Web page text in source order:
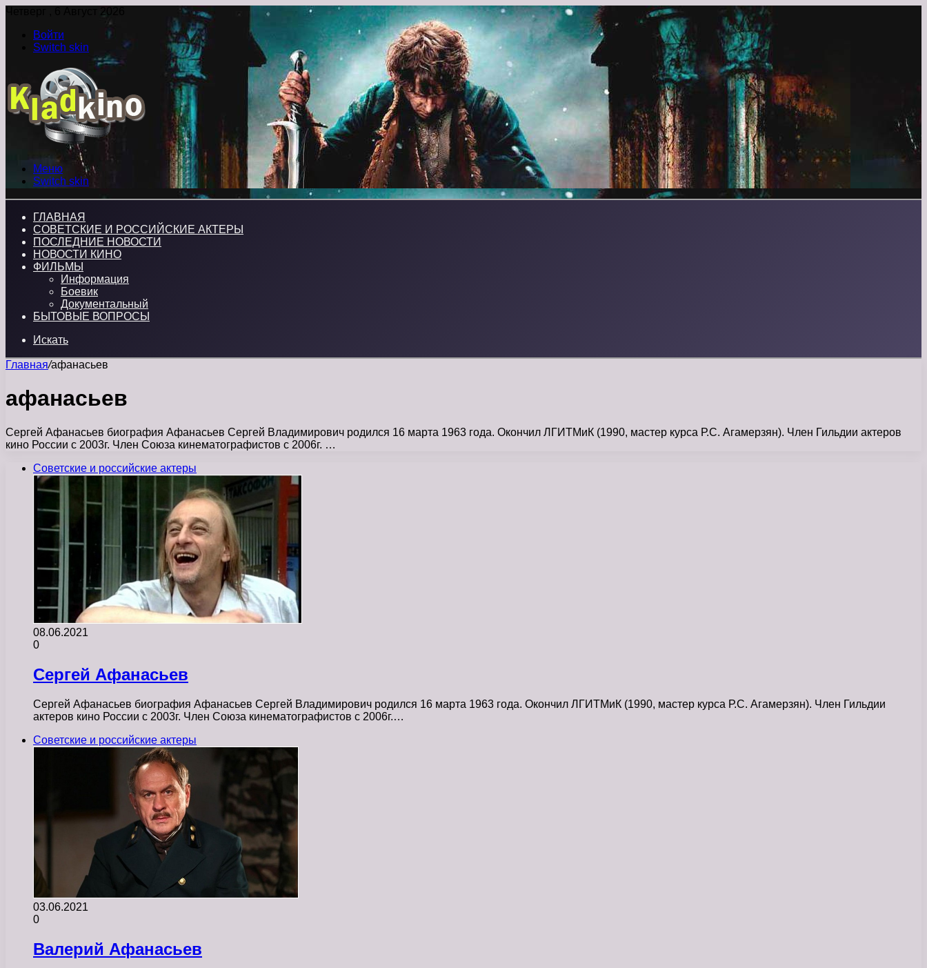
Четверг , 6 Август 2026
Войти
Switch skin
Меню
Switch skin
ГЛАВНАЯ
СОВЕТСКИЕ И РОССИЙСКИЕ АКТЕРЫ
ПОСЛЕДНИЕ НОВОСТИ
НОВОСТИ КИНО
ФИЛЬМЫ
Информация
Боевик
Документальный
БЫТОВЫЕ ВОПРОСЫ
Искать
Главная/афанасьев
афанасьев
Сергей Афанасьев биография Афанасьев Сергей Владимирович родился 16 марта 1963 года. Окончил ЛГИТМиК (1990, мастер курса Р.С. Агамерзян). Член Гильдии актеров
кино России с 2003г. Член Союза кинематографистов с 2006г. …
Советские и российские актеры
08.06.2021
0
Сергей Афанасьев
Сергей Афанасьев биография Афанасьев Сергей Владимирович родился 16 марта 1963 года. Окончил ЛГИТМиК (1990, мастер курса Р.С. Агамерзян). Член Гильдии
актеров кино России с 2003г. Член Союза кинематографистов с 2006г.…
Советские и российские актеры
03.06.2021
0
Валерий Афанасьев